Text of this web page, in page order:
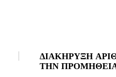
ΔΙΑΚΗΡΥΞΗ
ΤΗΝ